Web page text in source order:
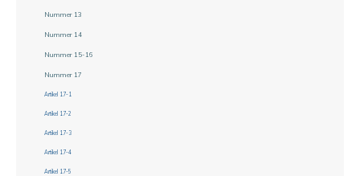
Nummer 13
Nummer 14
Nummer 15-16
Nummer 17
Artikel 17-1
Artikel 17-2
Artikel 17-3
Artikel 17-4
Artikel 17-5